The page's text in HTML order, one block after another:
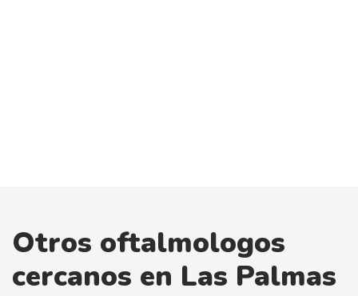
Otros oftalmologos
cercanos en Las Palmas